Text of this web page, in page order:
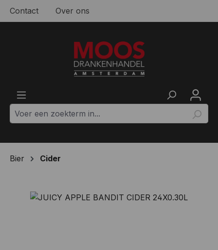
Ga naar de hoofdinhoud
Contact Over ons
Bier Cider
Afbeeldingengalerij overslaan